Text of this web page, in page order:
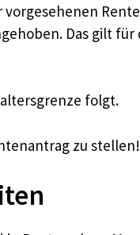
vorgesehenen
Das gilt
folgt.
zu stellen!